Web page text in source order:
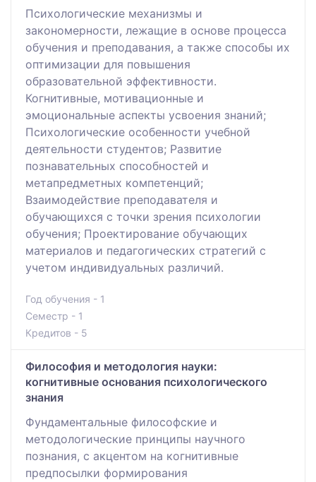
Психологические механизмы и
закономерности, лежащие в основе процесса
обучения и преподавания, а также способы их
оптимизации для повышения
образовательной эффективности.
Когнитивные, мотивационные и
эмоциональные аспекты усвоения знаний;
Психологические особенности учебной
деятельности студентов; Развитие
познавательных способностей и
метапредметных компетенций;
Взаимодействие преподавателя и
обучающихся с точки зрения психологии
обучения; Проектирование обучающих
материалов и педагогических стратегий с
учетом индивидуальных различий.
Год обучения - 1
Семестр - 1
Кредитов - 5
Философия и методология науки:
когнитивные основания психологического
знания
Фундаментальные философские и
методологические принципы научного
познания, с акцентом на когнитивные
предпосылки формирования